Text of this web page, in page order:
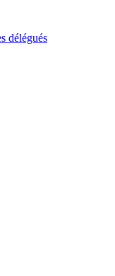
délégués